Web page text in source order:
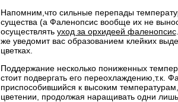
Напомним,что сильные перепады
существа (а Фаленопсис вообще их не
осуществлять уход за орхидеей фаленопсис
же уведомит вас образованием клейких
цветках.
Поддержание несколько пониженных
стоит подвергать его переохлаждению,т.к.
приспособившийся к высоким
цветении, продолжая наращивать одни лишь